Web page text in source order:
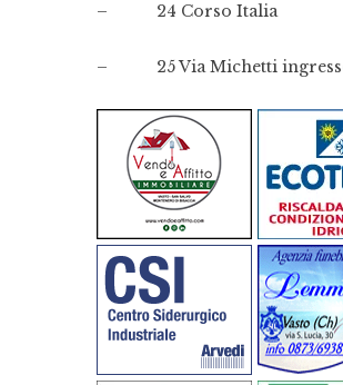
– 24 Corso Italia
– 25 Via Michetti ingresso